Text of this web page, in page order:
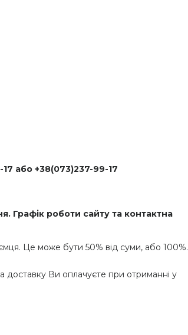
або +38(073)237-99-17
Графік роботи сайту та контактна
Це може бути 50% від суми, або 100%.
доставку Ви оплачуєте при отриманні у